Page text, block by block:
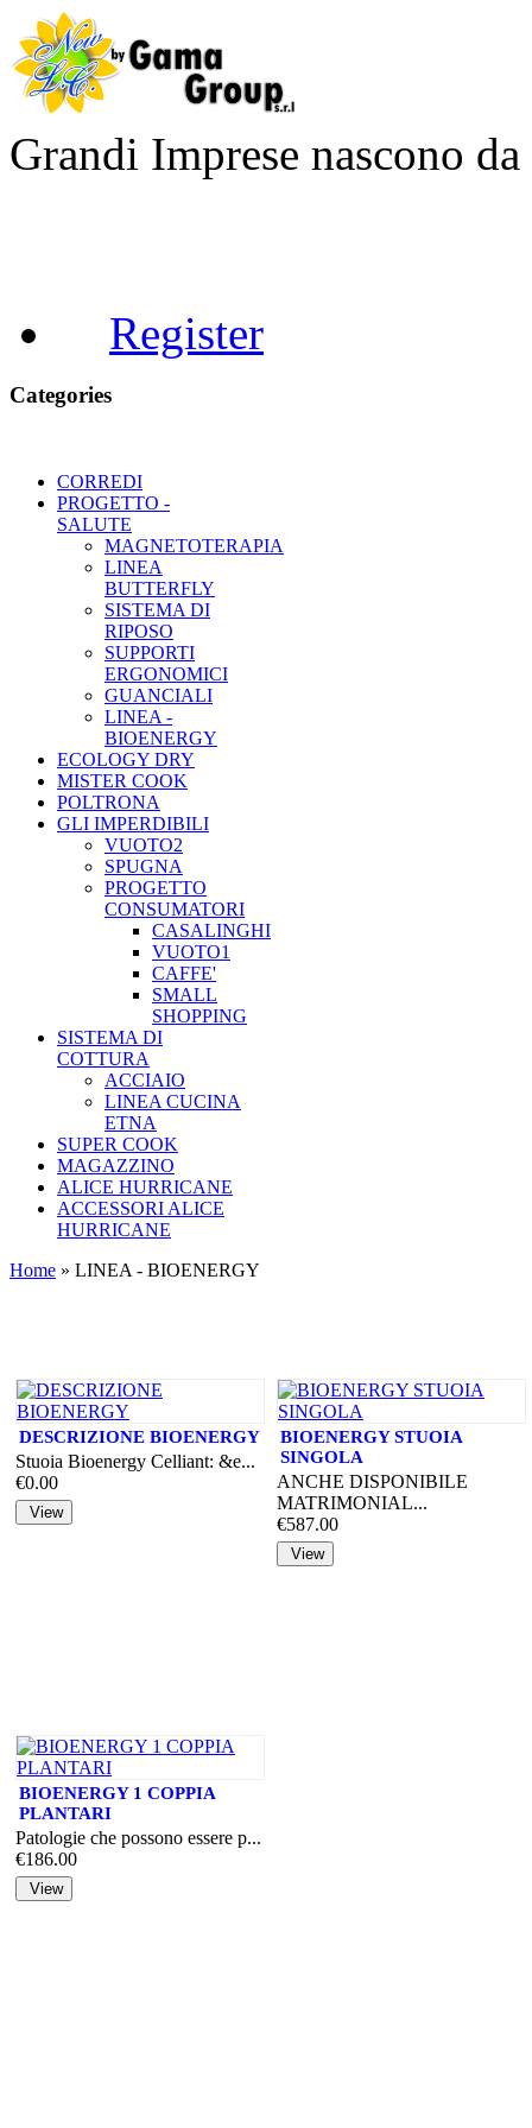
Grandi Imprese nascono
Register
Categories
CORREDI
PROGETTO -
SALUTE
MAGNETOTERAPIA
LINEA
BUTTERFLY
SISTEMA DI
RIPOSO
SUPPORTI
ERGONOMICI
GUANCIALI
LINEA -
BIOENERGY
ECOLOGY DRY
MISTER COOK
POLTRONA
GLI IMPERDIBILI
VUOTO2
SPUGNA
PROGETTO
CONSUMATORI
CASALINGHI
VUOTO1
CAFFE'
SMALL
SHOPPING
SISTEMA DI
COTTURA
ACCIAIO
LINEA CUCINA
ETNA
SUPER COOK
MAGAZZINO
ALICE HURRICANE
ACCESSORI ALICE
HURRICANE
Home » LINEA - BIOENERGY
DESCRIZIONE BIOENERGY
Stuoia Bioenergy Celliant: &e...
€0.00
BIOENERGY STUOIA
SINGOLA
ANCHE DISPONIBILE
MATRIMONIAL...
€587.00
BIOENERGY 1 COPPIA
PLANTARI
Patologie che possono essere p...
€186.00